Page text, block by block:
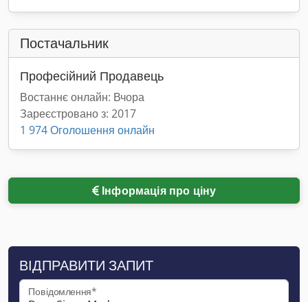
Постачальник
Професійний Продавець
Востаннє онлайн: Вчора
Зареєстровано з: 2017
1 974 Оголошення онлайн
Інформація про ціну
ВІДПРАВИТИ ЗАПИТ
Повідомлення*